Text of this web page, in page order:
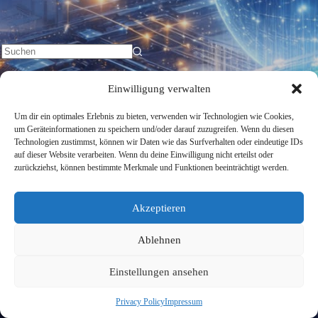
Einwilligung verwalten
Um dir ein optimales Erlebnis zu bieten, verwenden wir Technologien wie Cookies,
um Geräteinformationen zu speichern und/oder darauf zuzugreifen. Wenn du diesen
Technologien zustimmst, können wir Daten wie das Surfverhalten oder eindeutige IDs
auf dieser Website verarbeiten. Wenn du deine Einwilligung nicht erteilst oder
zurückziehst, können bestimmte Merkmale und Funktionen beeinträchtigt werden.
Akzeptieren
Ablehnen
Einstellungen ansehen
Privacy PolicyImpressum
Keine
Ergebnisse